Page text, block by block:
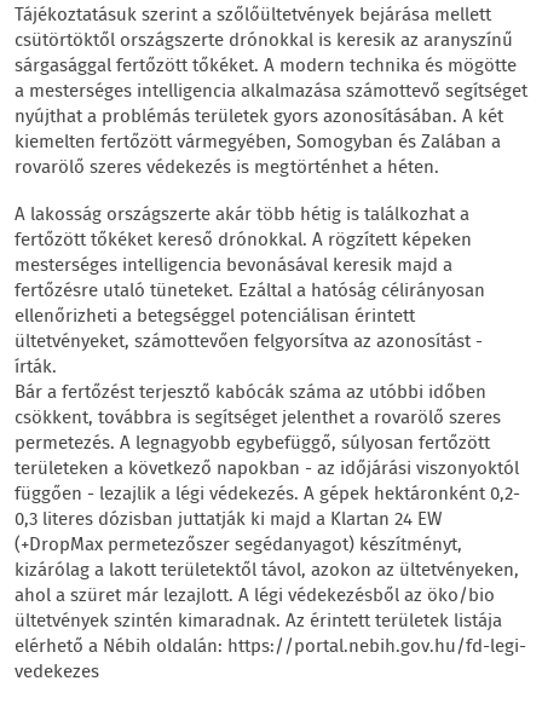
Tájékoztatásuk szerint a szőlőültetvények bejárása mellett
csütörtöktől országszerte drónokkal is keresik az aranyszínű
sárgasággal fertőzött tőkéket. A modern technika és mögötte
a mesterséges intelligencia alkalmazása számottevő segítséget
nyújthat a problémás területek gyors azonosításában. A két
kiemelten fertőzött vármegyében, Somogyban és Zalában a
rovarölő szeres védekezés is megtörténhet a héten.
A lakosság országszerte akár több hétig is találkozhat a
fertőzött tőkéket kereső drónokkal. A rögzített képeken
mesterséges intelligencia bevonásával keresik majd a
fertőzésre utaló tüneteket. Ezáltal a hatóság célirányosan
ellenőrizheti a betegséggel potenciálisan érintett
ültetvényeket, számottevően felgyorsítva az azonosítást -
írták.
Bár a fertőzést terjesztő kabócák száma az utóbbi időben
csökkent, továbbra is segítséget jelenthet a rovarölő szeres
permetezés. A legnagyobb egybefüggő, súlyosan fertőzött
területeken a következő napokban - az időjárási viszonyoktól
függően - lezajlik a légi védekezés. A gépek hektáronként 0,2-
0,3 literes dózisban juttatják ki majd a Klartan 24 EW
(+DropMax permetezőszer segédanyagot) készítményt,
kizárólag a lakott területektől távol, azokon az ültetvényeken,
ahol a szüret már lezajlott. A légi védekezésből az öko/bio
ültetvények szintén kimaradnak. Az érintett területek listája
elérhető a Nébih oldalán: https://portal.nebih.gov.hu/fd-legi-
vedekezes